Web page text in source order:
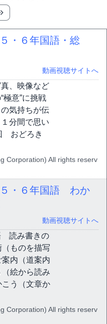
・６年国語・総
動画視聴サイトへ
、映像など
極意”に挑戦
気持ちが伝
分間で思い
おどろき
Corporation) All rights reserv
・６年国語 わか
動画視聴サイトへ
読み書きの
ものを描写
内（道案内
絵から読み
う（文章か
Corporation) All rights reserv